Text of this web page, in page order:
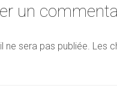
un
ne sera pas publiée. Les